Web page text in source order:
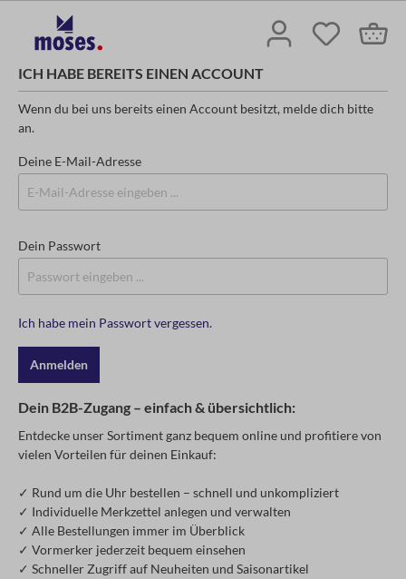
ICH HABE BEREITS EINEN ACCOUNT
Wenn du bei uns bereits einen Account besitzt, melde dich bitte
an.
Deine E-Mail-Adresse
Dein Passwort
Ich habe mein Passwort vergessen.
Anmelden
Dein B2B-Zugang – einfach & übersichtlich:
Entdecke unser Sortiment ganz bequem online und profitiere von
vielen Vorteilen für deinen Einkauf:
✓ Rund um die Uhr bestellen – schnell und unkompliziert
✓ Individuelle Merkzettel anlegen und verwalten
✓ Alle Bestellungen immer im Überblick
✓ Vormerker jederzeit bequem einsehen
✓ Schneller Zugriff auf Neuheiten und Saisonartikel